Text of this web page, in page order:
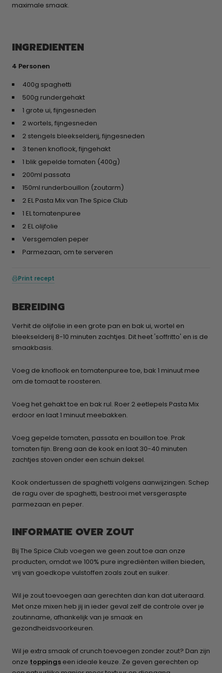
maximale smaak.
INGREDIENTEN
4 Personen
400g spaghetti
500g rundergehakt
1 grote ui, fijngesneden
2 wortels, fijngesneden
2 stengels bleekselderij, fijngesneden
3 tenen knoflook, fijngehakt
1 blik gepelde tomaten (400g)
200ml passata
150ml runderbouillon (zoutarm)
2 EL Pasta Mix van The Spice Club
1 EL tomatenpuree
2 EL olijfolie
Versgemalen peper
Parmezaan, om te serveren
Print recept
BEREIDING
Verhit de olijfolie in een grote pan en bak ui, wortel en
bleekselderij 8-10 minuten zachtjes. Dit heet 'soffritto' en is de
smaakbasis.
Voeg de knoflook en tomatenpuree toe, bak 1 minuut mee
om de tomaat te roosteren.
Voeg het gehakt toe en bak rul. Roer 2 eetlepels Pasta Mix
erdoor en laat 1 minuut meebakken.
Voeg gepelde tomaten, passata en bouillon toe. Prak
tomaten fijn. Breng aan de kook en laat 30-40 minuten
zachtjes stoven onder een schuin deksel.
Kook ondertussen de spaghetti volgens aanwijzingen. Schep
de ragu over de spaghetti, bestrooi met versgeraspte
parmezaan en peper.
INFORMATIE OVER ZOUT
Bij The Spice Club voegen we geen zout toe aan onze
producten, omdat we 100% pure ingrediënten willen bieden,
vrij van goedkope vulstoffen zoals zout en suiker.
Wil je zout toevoegen aan gerechten dan kan dat uiteraard.
Met onze mixen heb jij in ieder geval zelf de controle over je
zoutinname, afhankelijk van je smaak en
gezondheidsvoorkeuren.
Wil je extra smaak of crunch toevoegen zonder zout? Dan zijn
onze toppings een ideale keuze. Ze geven gerechten op